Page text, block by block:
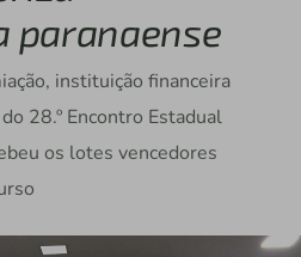
paranaense
instituição financeira
28.º Encontro Estadual
os lotes vencedores